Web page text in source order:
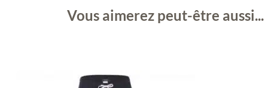
Vous aimerez peut-être aussi...